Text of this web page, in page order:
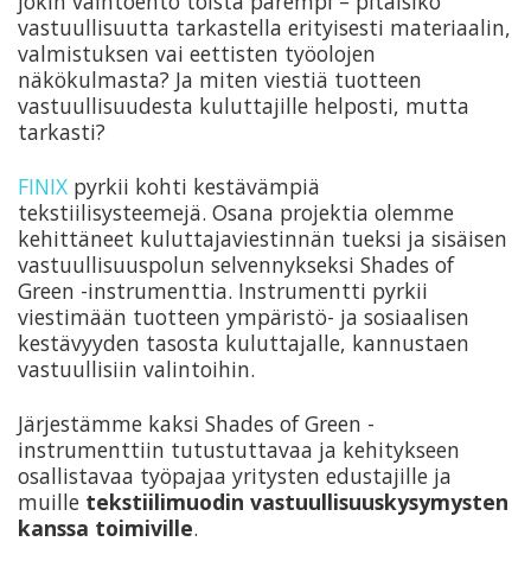
vastuullisuutta tarkastella erityisesti materiaalin,
valmistuksen vai eettisten työolojen
näkökulmasta? Ja miten viestiä tuotteen
vastuullisuudesta kuluttajille helposti, mutta
tarkasti?
FINIX pyrkii kohti kestävämpiä
tekstiilisysteemejä. Osana projektia olemme
kehittäneet kuluttajaviestinnän tueksi ja sisäisen
vastuullisuuspolun selvennykseksi Shades of
Green -instrumenttia. Instrumentti pyrkii
viestimään tuotteen ympäristö- ja sosiaalisen
kestävyyden tasosta kuluttajalle, kannustaen
vastuullisiin valintoihin.
Järjestämme kaksi Shades of Green -
instrumenttiin tutustuttavaa ja kehitykseen
osallistavaa työpajaa yritysten edustajille ja
muille tekstiilimuodin vastuullisuuskysymysten
kanssa toimiville.